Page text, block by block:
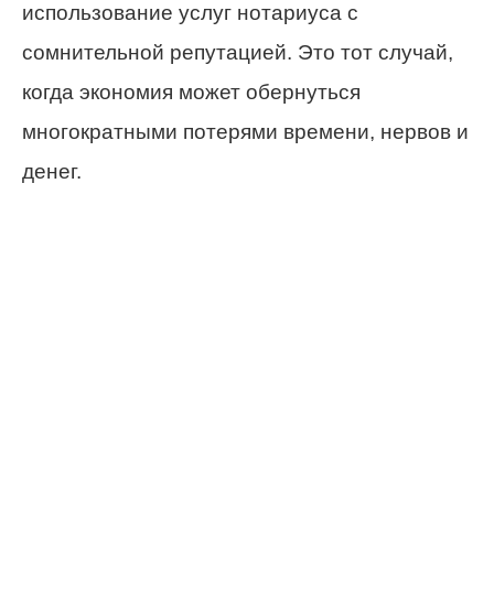
использование услуг нотариуса с
сомнительной репутацией. Это тот случай,
когда экономия может обернуться
многократными потерями времени, нервов и
денег.